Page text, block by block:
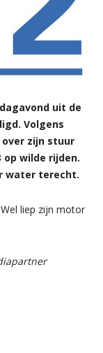
uit de
Volgens
zijn stuur
op wilde rijden.
water terecht.
liep zijn motor